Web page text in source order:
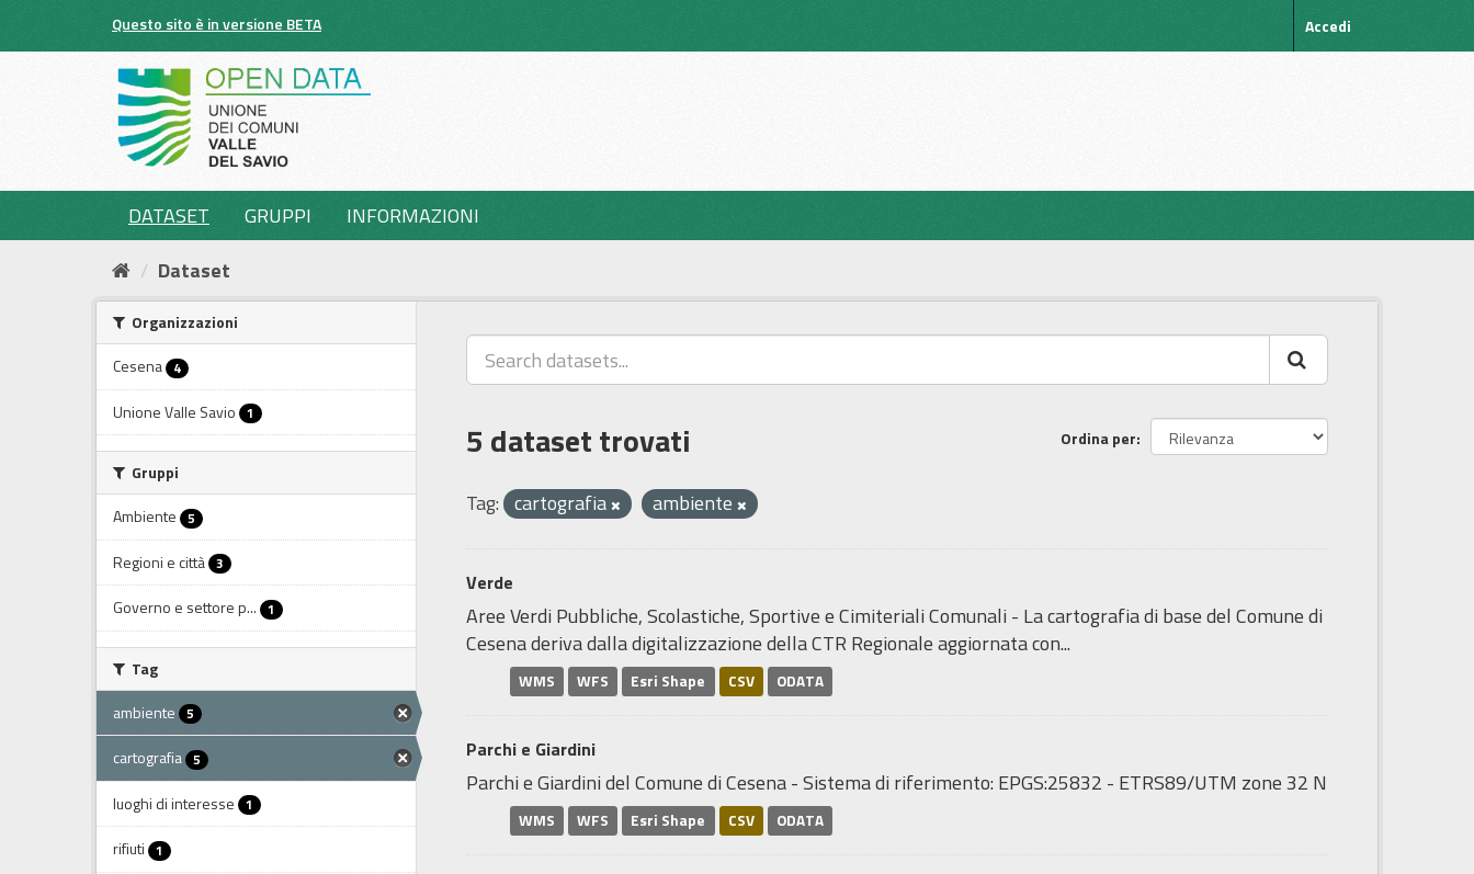
Questo sito è in versione BETA Accedi
DATASET GRUPPI
INFORMAZIONI
Dataset
Organizzazioni
Cesena 4
Unione Valle Savio 1
Gruppi
Ambiente 5
Regioni e città 3
Governo e settore p... 1
Tag
ambiente 5
cartografia 5
luoghi di interesse 1
rifiuti 1
Ordina per
5 dataset trovati
Tag: cartografia ambiente
Verde
Aree Verdi Pubbliche, Scolastiche, Sportive e Cimiteriali Comunali - La cartografia di base del Comune di
Cesena deriva dalla digitalizzazione della CTR Regionale aggiornata con...
WMS WFS Esri Shape CSV ODATA
Parchi e Giardini
Parchi e Giardini del Comune di Cesena - Sistema di riferimento: EPGS:25832 - ETRS89/UTM zone 32 N
WMS WFS Esri Shape CSV ODATA